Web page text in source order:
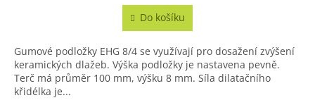
Do košíku
Gumové podložky EHG 8/4 se využívají pro dosažení zvýšení
keramických dlažeb. Výška podložky je nastavena pevně.
Terč má průměr 100 mm, výšku 8 mm. Síla dilatačního
křidélka je...